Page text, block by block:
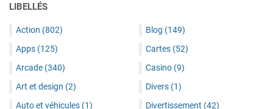
LIBELLÉS
Action (802)
Apps (125)
Arcade (340)
Art et design (2)
Auto et véhicules (1)
Blog (149)
Cartes (52)
Casino (9)
Divers (1)
Divertissement (42)